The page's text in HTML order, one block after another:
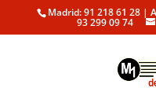
Madrid: 91 218 61 28 |
93 299 09 74